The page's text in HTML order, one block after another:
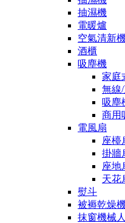
抽濕機
電暖爐
空氣清新
酒櫃
吸塵機
家庭
無線
吸塵
商用
電風扇
座檯
掛牆
座地
天花
熨斗
被褥乾燥
抹窗機械人